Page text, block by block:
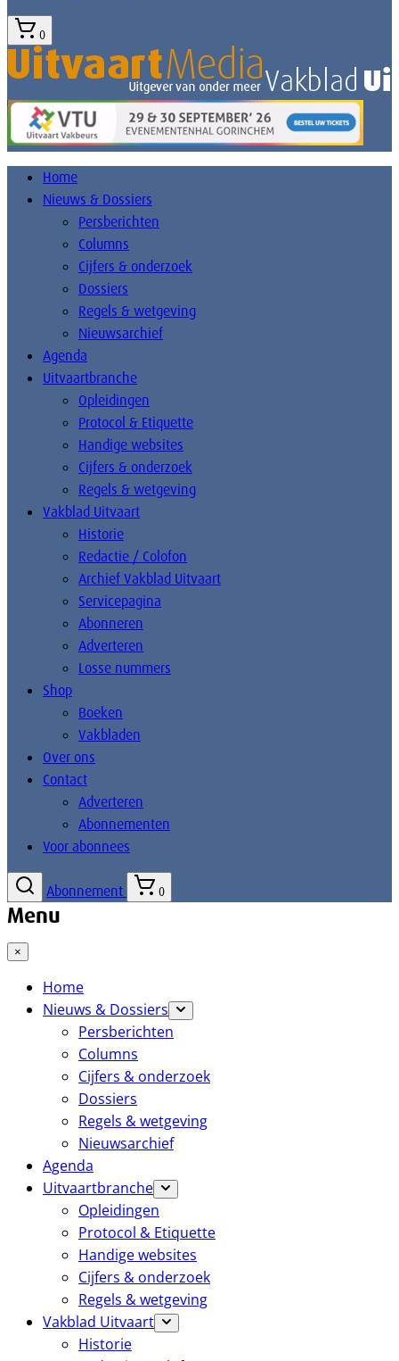
0
Home
Nieuws & Dossiers
Persberichten
Columns
Cijfers & onderzoek
Dossiers
Regels & wetgeving
Nieuwsarchief
Agenda
Uitvaartbranche
Opleidingen
Protocol & Etiquette
Handige websites
Cijfers & onderzoek
Regels & wetgeving
Vakblad Uitvaart
Historie
Redactie / Colofon
Archief Vakblad Uitvaart
Servicepagina
Abonneren
Adverteren
Losse nummers
Shop
Boeken
Vakbladen
Over ons
Contact
Adverteren
Abonnementen
Voor abonnees
Abonnement 0
Menu
×
Home
Nieuws & Dossiers
Persberichten
Columns
Cijfers & onderzoek
Dossiers
Regels & wetgeving
Nieuwsarchief
Agenda
Uitvaartbranche
Opleidingen
Protocol & Etiquette
Handige websites
Cijfers & onderzoek
Regels & wetgeving
Vakblad Uitvaart
Historie